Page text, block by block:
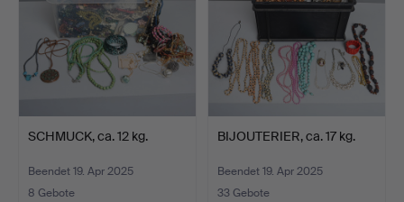
SCHMUCK, ca. 12 kg.
Beendet 19. Apr 2025
8 Gebote
BIJOUTERIER, ca. 17 kg.
Beendet 19. Apr 2025
33 Gebote